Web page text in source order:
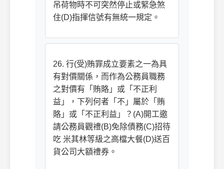
吊荷物時不可突然停止或緊急煞
住(D)指揮信號有無統一規定。
26. 行(受)賄罪成立要素之一為具
有對價關係，而作為公務員職務
之對價有「賄賂」或「不正利
益」，下列何者「不」屬於「賄
賂」或「不正利益」？(A)開工邀
請公務員觀禮(B)免除債務(C)招待
吃 米其林等級之高檔大餐(D)送百
貨公司大額禮券。